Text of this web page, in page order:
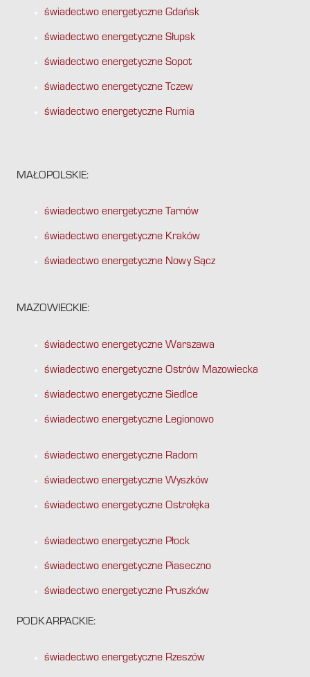
świadectwo energetyczne Gdańsk
świadectwo energetyczne Słupsk
świadectwo energetyczne Sopot
świadectwo energetyczne Tczew
świadectwo energetyczne Rumia
MAŁOPOLSKIE:
świadectwo energetyczne Tarnów
świadectwo energetyczne Kraków
świadectwo energetyczne Nowy Sącz
MAZOWIECKIE:
świadectwo energetyczne Warszawa
świadectwo energetyczne Ostrów Mazowiecka
świadectwo energetyczne Siedlce
świadectwo energetyczne Legionowo
świadectwo energetyczne Radom
świadectwo energetyczne Wyszków
świadectwo energetyczne Ostrołęka
świadectwo energetyczne Płock
świadectwo energetyczne Piaseczno
świadectwo energetyczne Pruszków
PODKARPACKIE:
świadectwo energetyczne Rzeszów